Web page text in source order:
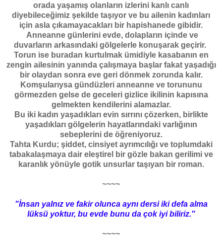
orada yaşamış olanların izlerini kanlı canlı
diyebileceğimiz şekilde taşıyor ve bu ailenin kadınları
için asla çıkamayacakları bir hapishanede gibidir.
Anneanne günlerini evde, dolapların içinde ve
duvarların arkasındaki gölgelerle konuşarak geçirir.
Torun ise buradan kurtulmak ümidiyle kasabanın en
zengin ailesinin yanında çalışmaya başlar fakat yaşadığı
bir olaydan sonra eve geri dönmek zorunda kalır.
Komşularıysa gündüzleri anneanne ve torununu
görmezden gelse de geceleri gizlice ikilinin kapısına
gelmekten kendilerini alamazlar.
Bu iki kadın yaşadıkları evin sırrını çözerken, birlikte
yaşadıkları gölgelerin hayatlarındaki varlığının
sebeplerini de öğreniyoruz.
Tahta Kurdu; şiddet, cinsiyet ayrımcılığı ve toplumdaki
tabakalaşmaya dair eleştirel bir gözle bakan gerilimi ve
karanlık yönüyle gotik unsurlar taşıyan bir roman.
~~~~
"İnsan yalnız ve fakir olunca aynı dersi iki defa alma
lüksü yoktur, bu evde bunu da çok iyi biliriz."
~~~~